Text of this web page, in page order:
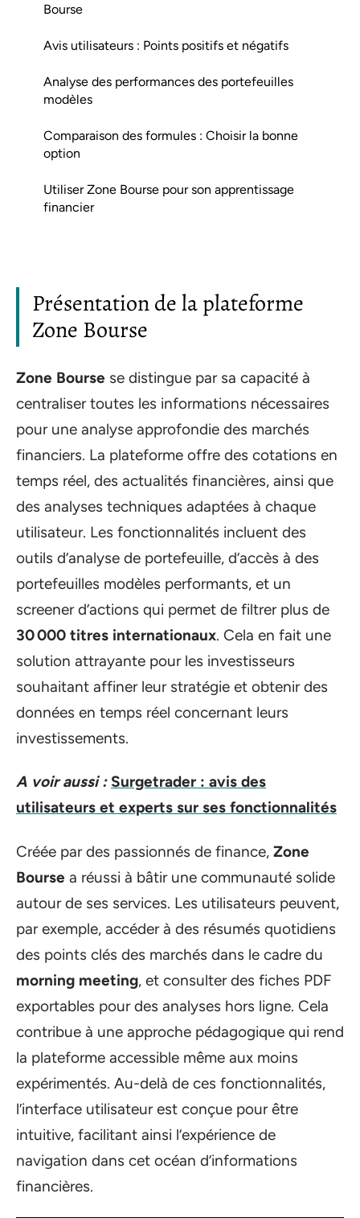
Bourse
Avis utilisateurs : Points positifs et négatifs
Analyse des performances des portefeuilles
modèles
Comparaison des formules : Choisir la bonne
option
Utiliser Zone Bourse pour son apprentissage
financier
Présentation de la plateforme
Zone Bourse
Zone Bourse se distingue par sa capacité à
centraliser toutes les informations nécessaires
pour une analyse approfondie des marchés
financiers. La plateforme offre des cotations en
temps réel, des actualités financières, ainsi que
des analyses techniques adaptées à chaque
utilisateur. Les fonctionnalités incluent des
outils d’analyse de portefeuille, d’accès à des
portefeuilles modèles performants, et un
screener d’actions qui permet de filtrer plus de
30 000 titres internationaux. Cela en fait une
solution attrayante pour les investisseurs
souhaitant affiner leur stratégie et obtenir des
données en temps réel concernant leurs
investissements.
A voir aussi : Surgetrader : avis des
utilisateurs et experts sur ses fonctionnalités
Créée par des passionnés de finance, Zone
Bourse a réussi à bâtir une communauté solide
autour de ses services. Les utilisateurs peuvent,
par exemple, accéder à des résumés quotidiens
des points clés des marchés dans le cadre du
morning meeting, et consulter des fiches PDF
exportables pour des analyses hors ligne. Cela
contribue à une approche pédagogique qui rend
la plateforme accessible même aux moins
expérimentés. Au-delà de ces fonctionnalités,
l’interface utilisateur est conçue pour être
intuitive, facilitant ainsi l’expérience de
navigation dans cet océan d’informations
financières.